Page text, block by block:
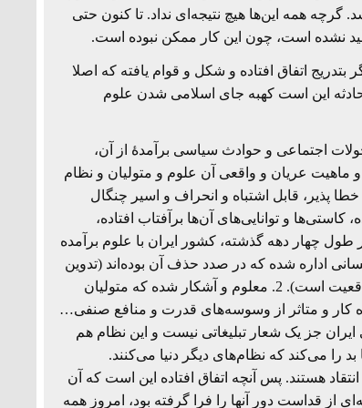
همه این‌ها هیچ نتیجه‌ای نداد. تا کنون حتی
اتفاق افتاده و شکل و قوام یافته که اصلا
این است کهبه جای اسلامی شدن علوم
اجتماعی و حوادث سیاسی برآمدۀ از آن،
ماهیت عریان و واقعی آن علوم و متولیان و نظام
پذیر، قابل اشتباه و انحراف و اسیر چنگال
و توانایی‌های آن‌ها برآفتاب افتاده،
1. معلوم و آشکار گشته که در طول چهار دهه گذشته، کشور ایران با علوم برآمده
اداره شده که در صدد حذف آن بوده‌اند (تدوین
چندین برنامه توسعه و چشم انداز بیست ساله و مانند اینها نمونه‌های بارز این واقعیت است). 2. معلوم و آشکار شده که متولیان
کار و متاثر از وسوسه‌های قدرت و منافع صنفی…
ایران جز یک شعار تبلیغاتی نیست و این نظام هم
را می‌کند که نظام‌های دیگر دنیا می‌کنند.
هستند. پس آنچه اتفاق افتاده این است که آن
از قداست دور آنها را فرا گرفته بود، امروز همه